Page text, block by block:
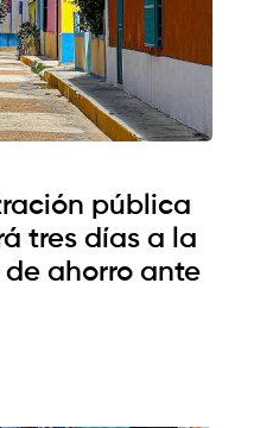
pública
tres días a la
ahorro ante